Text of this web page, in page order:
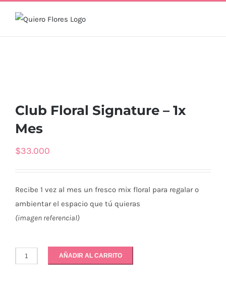
Club Floral Signature – 1x
Mes
$33.000
Recibe 1 vez al mes un fresco mix floral para regalar o
ambientar el espacio que tú quieras
(imagen referencial)
Club
AÑADIR AL CARRITO